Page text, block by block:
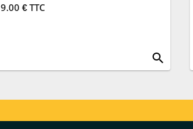
9.00 € TTC
search